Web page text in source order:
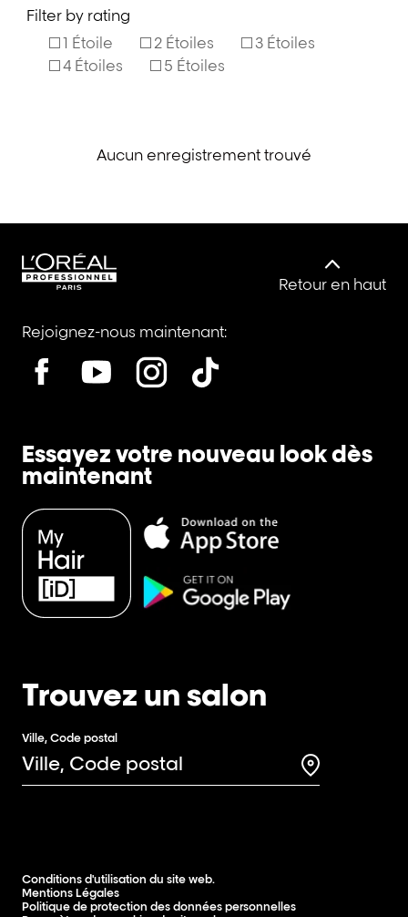
Filter by rating
1 Étoile
2 Étoiles
3 Étoiles
4 Étoiles
5 Étoiles
Aucun enregistrement trouvé
Retour en haut
Rejoignez-nous maintenant:
Essayez votre nouveau look dès
maintenant
Trouvez un salon
Ville, Code postal
Search for a
Conditions d'utilisation du site web.
Mentions Légales
Politique de protection des données personnelles